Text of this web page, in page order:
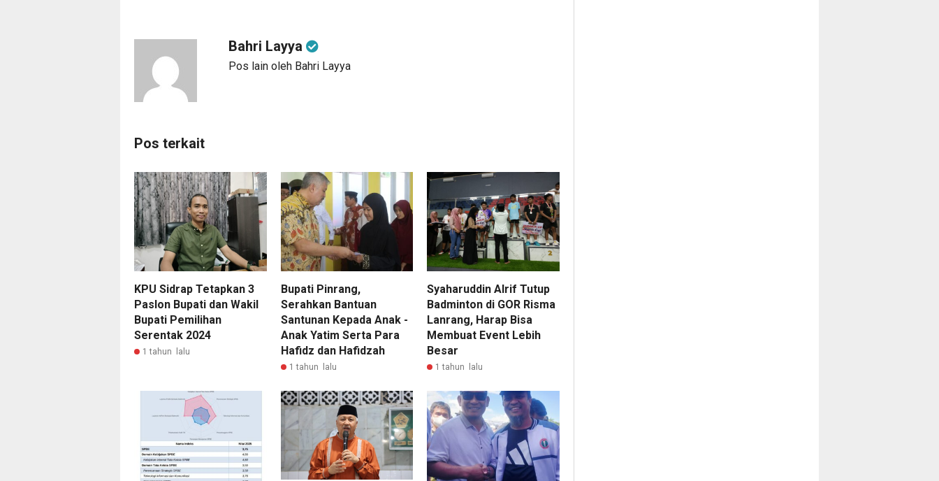
Bahri Layya
Pos lain oleh Bahri Layya
Pos terkait
KPU Sidrap Tetapkan 3
Paslon Bupati dan Wakil
Bupati Pemilihan
Serentak 2024
1 tahun lalu
Bupati Pinrang,
Serahkan Bantuan
Santunan Kepada Anak -
Anak Yatim Serta Para
Hafidz dan Hafidzah
1 tahun lalu
Syaharuddin Alrif Tutup
Badminton di GOR Risma
Lanrang, Harap Bisa
Membuat Event Lebih
Besar
1 tahun lalu